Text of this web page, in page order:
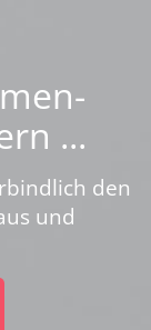
...
den
und